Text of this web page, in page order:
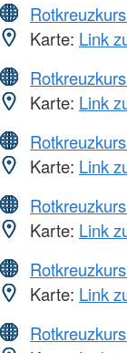
Karte: Link
Karte: Link
Karte: Link
Karte: Link
Karte: Link